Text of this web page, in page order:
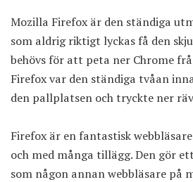
Mozilla Firefox är den ständiga
som aldrig riktigt lyckas få den
behövs för att peta ner Chrome
Firefox var den ständiga tvåan
den pallplatsen och tryckte ner
Firefox är en fantastisk
och med många tillägg. Den gör
som någon annan webbläsare på